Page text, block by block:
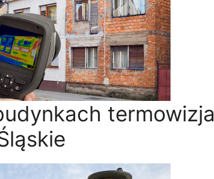
termowizja